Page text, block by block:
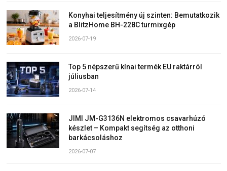
Konyhai teljesítmény új szinten: Bemutatkozik
a BlitzHome BH-228C turmixgép
2026-07-19
Top 5 népszerű kínai termék EU raktárról
júliusban
2026-07-14
JIMI JM-G3136N elektromos csavarhúzó
készlet – Kompakt segítség az otthoni
barkácsoláshoz
2026-07-07